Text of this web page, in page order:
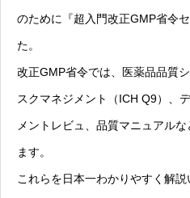
のために『超入門改正GMP省令
た。
改正GMP省令では、医薬品品質
スクマネジメント（ICH Q9）、
メントレビュ、品質マニュアル
ます。
これらを日本一わかりやすく解説